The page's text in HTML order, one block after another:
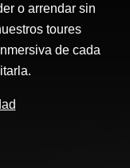
o arrendar sin
toures
de cada